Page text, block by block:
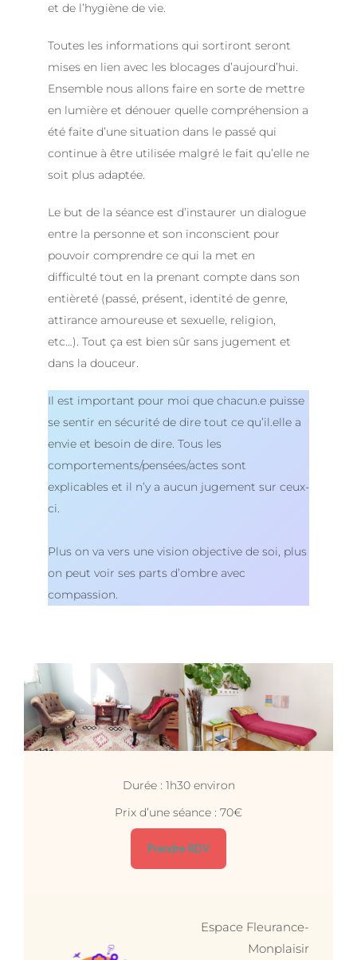
et de l’hygiène de vie.
Toutes les informations qui sortiront seront
mises en lien avec les blocages d’aujourd’hui.
Ensemble nous allons faire en sorte de mettre
en lumière et dénouer quelle compréhension a
été faite d’une situation dans le passé qui
continue à être utilisée malgré le fait qu’elle ne
soit plus adaptée.
Le but de la séance est d’instaurer un dialogue
entre la personne et son inconscient pour
pouvoir comprendre ce qui la met en
difficulté tout en la prenant compte dans son
entièreté (passé, présent, identité de genre,
attirance amoureuse et sexuelle, religion,
etc…). Tout ça est bien sûr sans jugement et
dans la douceur.
Il est important pour moi que chacun.e puisse
se sentir en sécurité de dire tout ce qu’il.elle a
envie et besoin de dire. Tous les
comportements/pensées/actes sont
explicables et il n’y a aucun jugement sur ceux-
ci.
Plus on va vers une vision objective de soi, plus
on peut voir ses parts d’ombre avec
compassion.
Durée : 1h30 environ
Prix d’une séance : 70€
Prendre RDV
Espace Fleurance-
Monplaisir